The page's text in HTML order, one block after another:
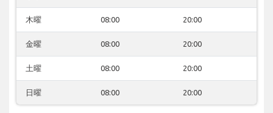
木曜 08:00 20:00
金曜 08:00 20:00
土曜 08:00 20:00
日曜 08:00 20:00